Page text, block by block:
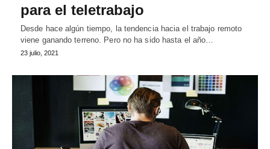
para el teletrabajo
Desde hace algún tiempo, la tendencia hacia el trabajo remoto
viene ganando terreno. Pero no ha sido hasta el año…
23 julio, 2021